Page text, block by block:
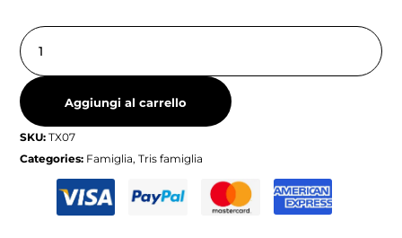
Aggiungi al carrello
SKU:TX07
Categories: Famiglia,Tris famiglia